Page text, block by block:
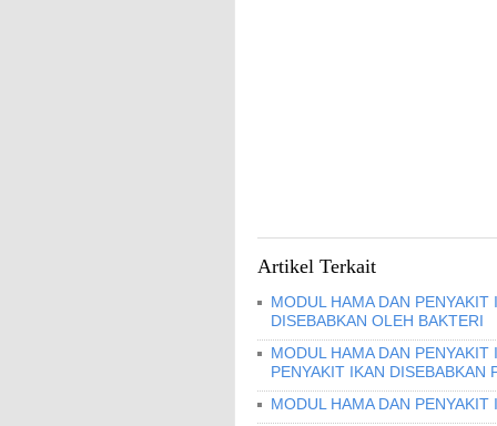
Artikel Terkait
MODUL HAMA DAN
DISEBABKAN OLEH BAKTERI
MODUL HAMA DAN
PENYAKIT IKAN DISEBABKAN
MODUL HAMA DAN